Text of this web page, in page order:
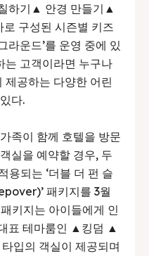
하기▲ 안경 만들기▲
구성된 시즌별 키즈
라운드’를 운영 중에 있
는 고객이라면 누구나
제공하는 다양한 어린
다.
족이 함께 호텔을 방문
실을 예약할 경우, 두
용되는 ‘더블 더 펀 슬
패키지를 3월
키지는 아이들에게 인
표 테마룸인 ▲킹덤 ▲
입의 객실이 제공되며